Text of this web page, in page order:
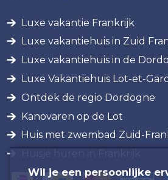
Luxe vakantie Frankrijk
Luxe vakantiehuis in Zuid
Luxe vakantiehuis in de
Luxe Vakantiehuis Lot-et-
Ontdek de regio Dordogne
Kanovaren op de Lot
Huis met zwembad Zuid-
Wil je een persoonlijke